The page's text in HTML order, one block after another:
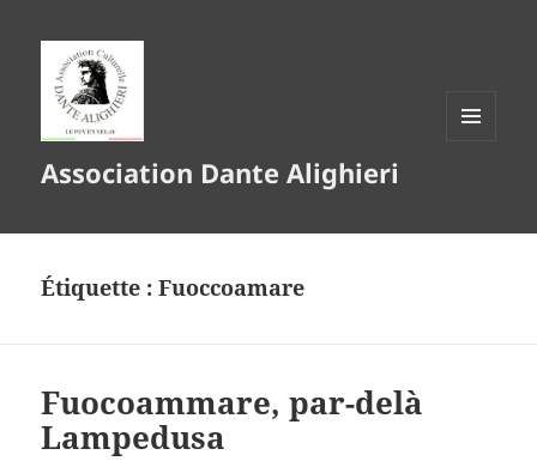
Association Dante Alighieri
Étiquette :Fuoccoamare
Fuocoammare, par-delà
Lampedusa